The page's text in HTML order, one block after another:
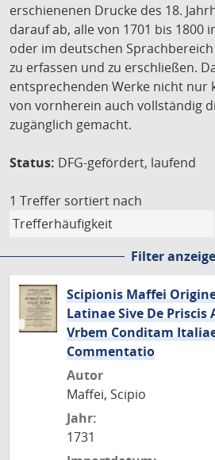
erschienenen Drucke des 18.
darauf ab, alle von 1701 bis 1800
oder im deutschen
zu erfassen und zu erschließen.
entsprechenden Werke nicht nur
von vornherein auch vollständig
zugänglich gemacht.
Status: DFG-gefördert, laufend
1 Treffer sortiert nach
Filter
Scipionis Maffei
Latinae Sive De Priscis
Vrbem Conditam
Commentatio
Autor
Maffei, Scipio
Jahr:
1731